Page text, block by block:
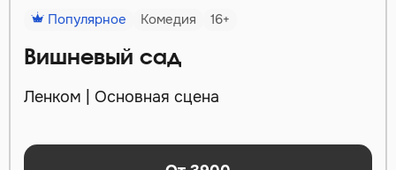
Популярное Комедия 16+
Вишневый сад
Ленком | Основная сцена